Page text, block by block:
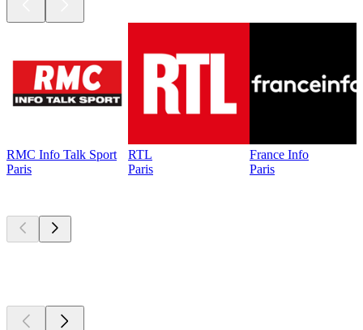
RMC Info Talk Sport
Paris
RTL
Paris
France Info
Paris